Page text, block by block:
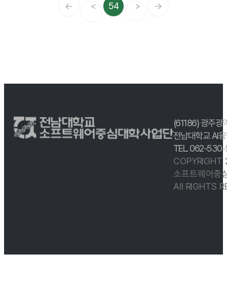
← < 54 > →
(61186) 광주광
전남대학교 AI
TEL. 062-
COPYRIGHT
소프트웨어중
All RIGHTS